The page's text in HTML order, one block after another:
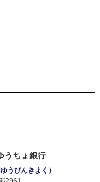
うちょ銀行
うびんきよく）